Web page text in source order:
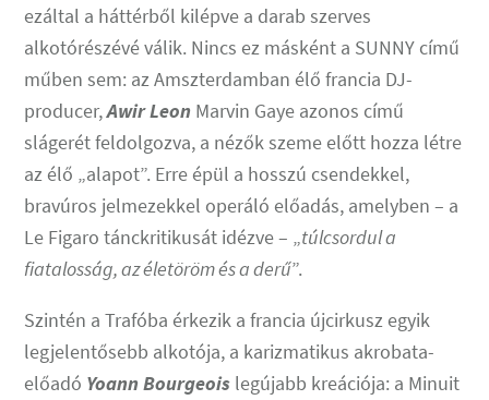
ezáltal a háttérből kilépve a darab szerves
alkotórészévé válik. Nincs ez másként a SUNNY című
műben sem: az Amszterdamban élő francia DJ-
producer,Awir Leon Marvin Gaye azonos című
slágerét feldolgozva, a nézők szeme előtt hozza létre
az élő „alapot”. Erre épül a hosszú csendekkel,
bravúros jelmezekkel operáló előadás, amelyben – a
Le Figaro tánckritikusát idézve – „túlcsordul a
fiatalosság, az életöröm és a derű”.
Szintén a Trafóba érkezik a francia újcirkusz egyik
legjelentősebb alkotója, a karizmatikus akrobata-
előadó Yoann Bourgeois legújabb kreációja: a Minuit